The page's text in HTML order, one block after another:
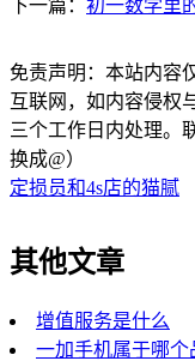
下一篇： 初一数学里
免责声明：本站内容
互联网，如内容侵权
三个工作日内处理。
换成@）
定损员和4s店的猫腻
其他文章
增值服务是什么
一加手机属于哪个